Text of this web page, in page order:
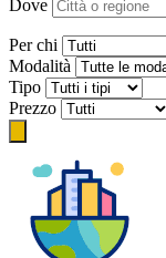
Dove
Per chi
Modalità
Tipo
Prezzo